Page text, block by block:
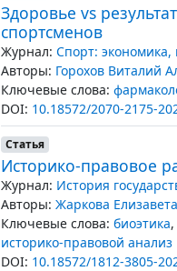
Здоровье vs
спортсменов
Журнал: Спорт:
Авторы: Горохов Виталий
Ключевые слова:
DOI: 10.18572/2070-2175-
Статья
Историко-правовое
Журнал: История
Авторы: Жаркова
Ключевые слова: биоэтика,
историко-правовой анализ
DOI: 10.18572/1812-3805-